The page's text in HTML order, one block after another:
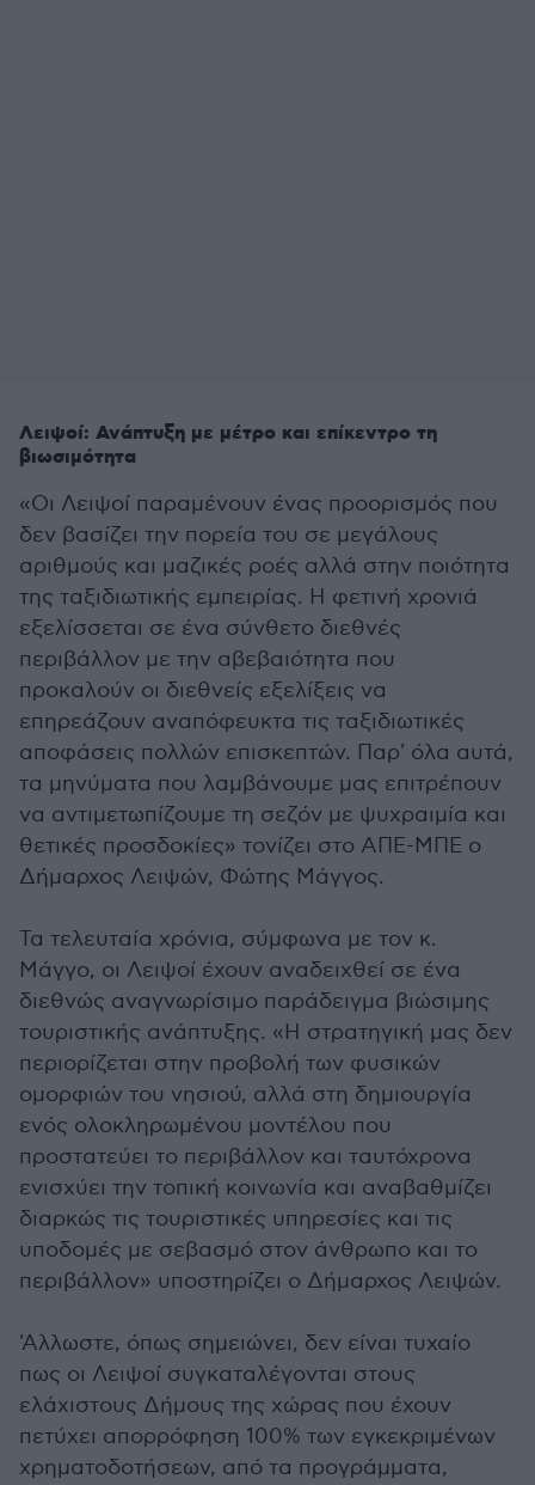
Λειψοί: Ανάπτυξη με μέτρο και επίκεντρο τη
βιωσιμότητα
«Οι Λειψοί παραμένουν ένας προορισμός που
δεν βασίζει την πορεία του σε μεγάλους
αριθμούς και μαζικές ροές αλλά στην ποιότητα
της ταξιδιωτικής εμπειρίας. Η φετινή χρονιά
εξελίσσεται σε ένα σύνθετο διεθνές
περιβάλλον με την αβεβαιότητα που
προκαλούν οι διεθνείς εξελίξεις να
επηρεάζουν αναπόφευκτα τις ταξιδιωτικές
αποφάσεις πολλών επισκεπτών. Παρ' όλα αυτά,
τα μηνύματα που λαμβάνουμε μας επιτρέπουν
να αντιμετωπίζουμε τη σεζόν με ψυχραιμία και
θετικές προσδοκίες» τονίζει στο ΑΠΕ-ΜΠΕ ο
Δήμαρχος Λειψών, Φώτης Μάγγος.
Τα τελευταία χρόνια, σύμφωνα με τον κ.
Μάγγο, οι Λειψοί έχουν αναδειχθεί σε ένα
διεθνώς αναγνωρίσιμο παράδειγμα βιώσιμης
τουριστικής ανάπτυξης. «Η στρατηγική μας δεν
περιορίζεται στην προβολή των φυσικών
ομορφιών του νησιού, αλλά στη δημιουργία
ενός ολοκληρωμένου μοντέλου που
προστατεύει το περιβάλλον και ταυτόχρονα
ενισχύει την τοπική κοινωνία και αναβαθμίζει
διαρκώς τις τουριστικές υπηρεσίες και τις
υποδομές με σεβασμό στον άνθρωπο και το
περιβάλλον» υποστηρίζει ο Δήμαρχος Λειψών.
'Αλλωστε, όπως σημειώνει, δεν είναι τυχαίο
πως οι Λειψοί συγκαταλέγονται στους
ελάχιστους Δήμους της χώρας που έχουν
πετύχει απορρόφηση 100% των εγκεκριμένων
χρηματοδοτήσεων, από τα προγράμματα,